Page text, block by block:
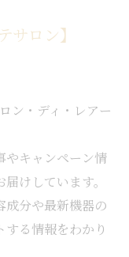
サロン】
ン・ディ・レアー
やキャンペーン情
けしています。
成分や最新機器の
る情報をわかり